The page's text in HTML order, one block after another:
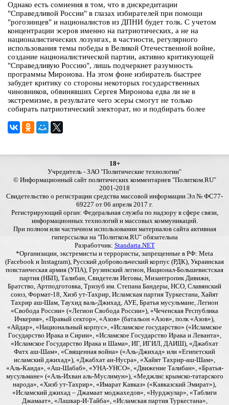
Однако есть сомнения в том, что в дискредитации
"Справедливой России" в глазах избирателей при помощи
"рогозинцев" и националистов из ДПНИ будет толк. С учетом
концентрации эсеров именно на патриотических, а не на
националистических лозунгах, в частности, регулярного
использования темы победы в Великой Отечественной войне,
создание националистической партии, активно критикующей
"Справедливую Россию", лишь подчеркнет разумность
программы Миронова. На этом фоне избиратель быстрее
забудет критику со стороны некоторых государственных
чиновников, обвинявших Сергея Миронова едва ли не в
экстремизме, в результате чего эсеры смогут не только
собирать патриотический электорат, но и подбирать более
18+
Учредитель - ЗАО "Политические технологии"
© Информационный сайт политических комментариев "Политком.RU"
2001-2018
Свидетельство о регистрации средства массовой информации Эл № ФС77-
69227 от 06 апреля 2017 г.
Регистрирующий орган: Федеральная служба по надзору в сфере связи,
информационных технологий и массовых коммуникаций.
При полном или частичном использовании материалов сайта активная
гиперссылка на "Политком.RU" обязательна
Разработчик: Standarta.NET
*Организации, экстремисты и террористы, запрещенные в РФ: Meta
(Facebook и Instagram), Русский добровольческий корпус (РДК), Украинская
повстанческая армия (УПА), Грузинский легион, Национал-Большевистская
партия (НБП), Талибан, Свидетели Иеговы, Мизантропик Дивижн,
Братство, Артподготовка, Тризуб им. Степана Бандеры, НСО, Славянский
союз, Формат-18, Хизб ут-Тахрир, Исламская партия Туркестана, Хайят
Тахрир аш-Шам, Таухид валь-Джихад, АУЕ, Братья мусульмане, Легион
«Свобода России» («Легион Свобода России»), «Чеченская Республика
Ичкерия», «Правый сектор», «Азов» (батальон «Азов», полк «Азов»),
«Айдар», «Национальный корпус», «Исламское государство» («Исламское
Государство Ирака и Сирии», «Исламское Государство Ирака и Леванта»,
«Исламское Государство Ирака и Шама», ИГ, ИГИЛ, ДАИШ), «Джабхат
Фатх аш-Шам», «Священная война» («Аль-Джихад» или «Египетский
исламский джихад»), «Джабхат ан-Нусра», «Хайят Тахрир-аш-Шам»,
«Аль-Каида», «Аш-Шабаб», «УНА-УНСО», «Движение Талибан», «Братья-
мусульмане» («Аль-Ихван аль-Муслимун»), «Меджлис крымско-татарского
народа», «Хизб ут-Тахрир», «Имарат Кавказ» («Кавказский Эмират»),
«Исламский джихад – Джамаат моджахедов», «Нурджулар», «Таблиги
Джамаат», «Лашкар-И-Тайба», «Исламская партия Туркестана»,